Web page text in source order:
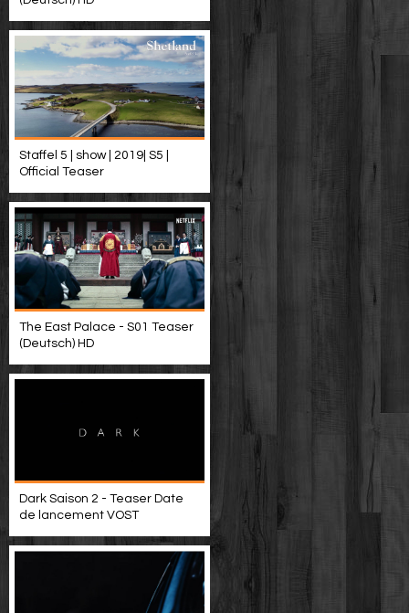
Staffel 5 | show | 2019| S5 |
Official Teaser
The East Palace - S01 Teaser
(Deutsch) HD
Dark Saison 2 - Teaser Date
de lancement VOST